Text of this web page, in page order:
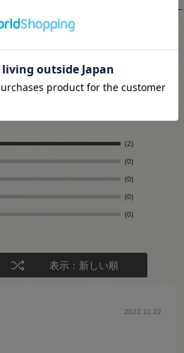
ーレビュー
5.0
(2)
(0)
(0)
(0)
(0)
表示：新しい順
2022.11.22